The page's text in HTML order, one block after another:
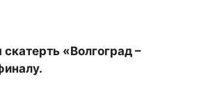
«Волгоград –